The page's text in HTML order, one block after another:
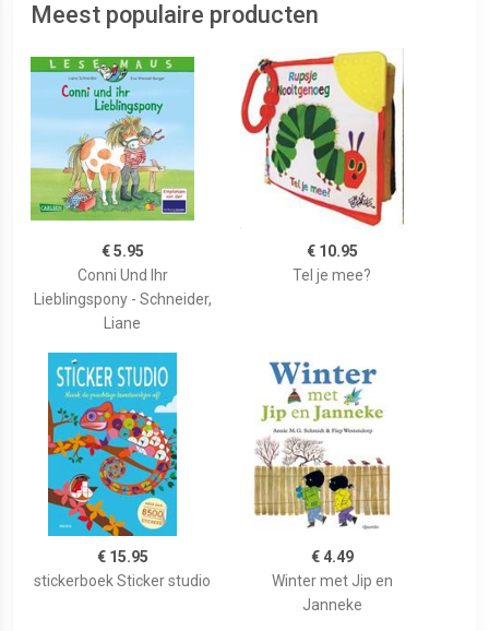
Meest populaire producten
€ 5.95
Conni Und Ihr
Lieblingspony - Schneider,
Liane
€ 10.95
Tel je mee?
€ 15.95
stickerboek Sticker studio
€ 4.49
Winter met Jip en
Janneke